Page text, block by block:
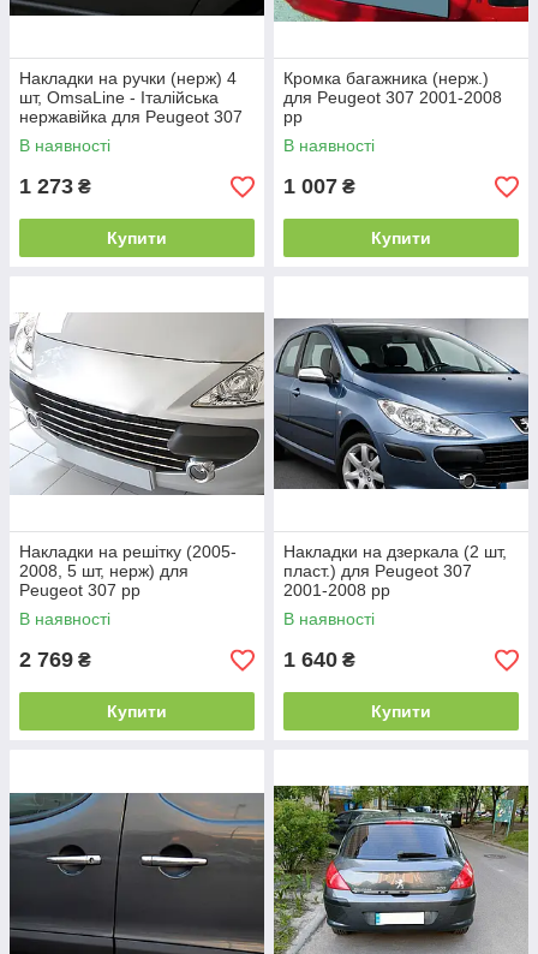
Накладки на ручки (нерж) 4
шт, OmsaLine - Італійська
нержавійка для Peugeot 307
2001-2008 рр
В наявності
1 273 ₴
Купити
Кромка багажника (нерж.)
для Peugeot 307 2001-2008
рр
В наявності
1 007 ₴
Купити
Накладки на решітку (2005-
2008, 5 шт, нерж) для
Peugeot 307 рр
В наявності
2 769 ₴
Купити
Накладки на дзеркала (2 шт,
пласт.) для Peugeot 307
2001-2008 рр
В наявності
1 640 ₴
Купити